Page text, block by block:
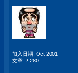
加入日期: Oct 2001
文章: 2,280